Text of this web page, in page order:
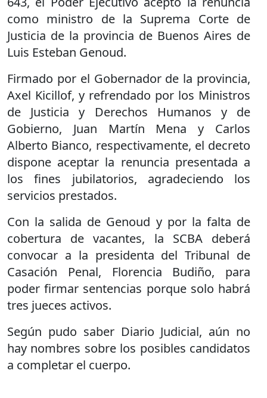
como ministro de la Suprema Corte de
Justicia de la provincia de Buenos Aires de
Luis Esteban Genoud.
Firmado por el Gobernador de la provincia,
Axel Kicillof, y refrendado por los Ministros
de Justicia y Derechos Humanos y de
Gobierno, Juan Martín Mena y Carlos
Alberto Bianco, respectivamente, el decreto
dispone aceptar la renuncia presentada a
los fines jubilatorios, agradeciendo los
servicios prestados.
Con la salida de Genoud y por la falta de
cobertura de vacantes, la SCBA deberá
convocar a la presidenta del Tribunal de
Casación Penal, Florencia Budiño, para
poder firmar sentencias porque solo habrá
tres jueces activos.
Según pudo saber Diario Judicial, aún no
hay nombres sobre los posibles candidatos
a completar el cuerpo.